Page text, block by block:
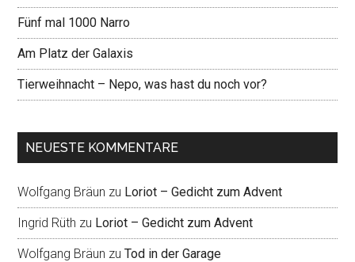
Fünf mal 1000 Narro
Am Platz der Galaxis
Tierweihnacht – Nepo, was hast du noch vor?
NEUESTE KOMMENTARE
Wolfgang Bräun zu Loriot – Gedicht zum Advent
Ingrid Rüth zu Loriot – Gedicht zum Advent
Wolfgang Bräun zuTod in der Garage